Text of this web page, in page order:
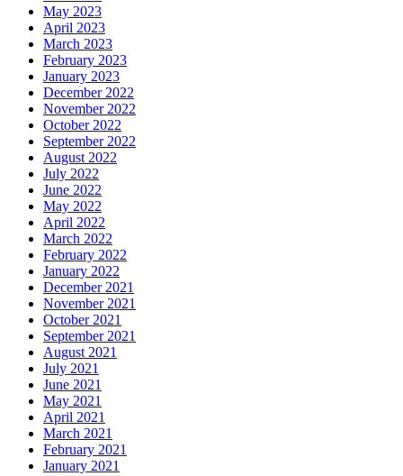
May 2023
April 2023
March 2023
February 2023
January 2023
December 2022
November 2022
October 2022
September 2022
August 2022
July 2022
June 2022
May 2022
April 2022
March 2022
February 2022
January 2022
December 2021
November 2021
October 2021
September 2021
August 2021
July 2021
June 2021
May 2021
April 2021
March 2021
February 2021
January 2021